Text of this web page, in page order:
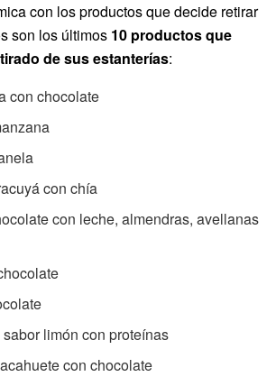
con los productos que decide retirar
son los últimos 10 productos que
de sus estanterías:
con chocolate
con chía
con leche, almendras, avellanas
limón con proteínas
con chocolate